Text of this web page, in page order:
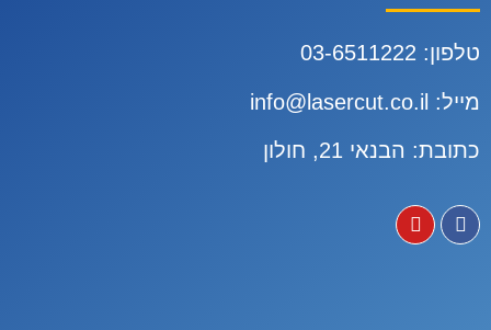
טלפון: 03-6511222
מייל: info@lasercut.co.il
כתובת: הבנאי 21, חולון